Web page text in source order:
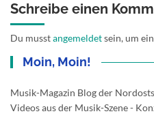
Schreibe einen
Du musstangemeldetsein, um
Moin, Moin!
Musik-Magazin Blog der
Videos aus der Musik-Szene -